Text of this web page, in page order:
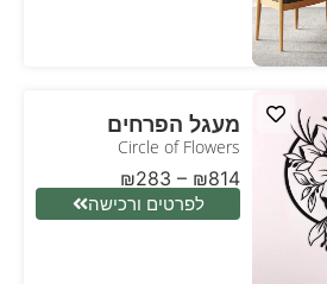
מעגל הפרחים
Circle of Flowers
₪283 – ₪814
לפרטים ורכישה